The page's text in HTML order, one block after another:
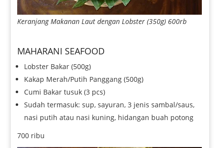
Keranjang Makanan Laut dengan Lobster (350g) 600rb
MAHARANI SEAFOOD
Lobster Bakar (500g)
Kakap Merah/Putih Panggang (500g)
Cumi Bakar tusuk (3 pcs)
Sudah termasuk: sup, sayuran, 3 jenis sambal/saus,
nasi putih atau nasi kuning, hidangan buah potong
700 ribu